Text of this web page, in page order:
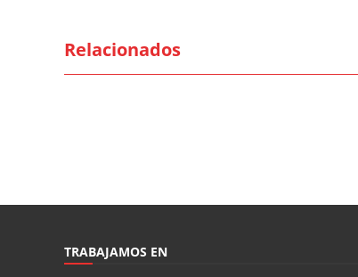
Relacionados
TRABAJAMOS EN